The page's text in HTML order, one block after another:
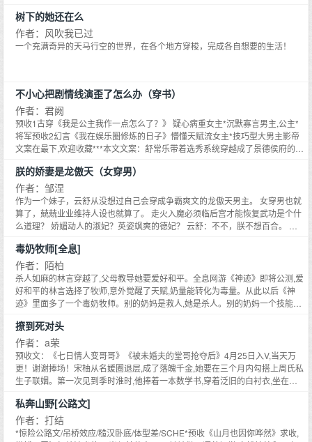
眼睛里待够五秒,清贵寡淡地如上天的神。就在女粉丝以为陆岑溪这辈子都不会
喜欢女生时,他直接用自己的微博发了结婚证。【GOD4陆岑溪V：终于娶到
了】瞬间,微博瘫痪,全网疯了,原来陆岑溪不是不爱,是心中早有一个白月光。全
谁！！！！！我能不能去当当这个白月光！*简舒意五岁认识陆岑溪之后,陆岑
溪什么 都满足她,纵容她到无法无天的地步。人人都羡慕她,可只有她知道,陆岑
溪对她的宠爱是病态的,她的世界里只能有陆岑溪一个人。她想逃离陆岑溪,十八
岁那年,她做到了。意意,我答应你,让你离开,但是下次我见到你,我就要你全心全
意留在我身边！十八岁的陆岑溪温柔藏刀,一步步逼近简舒意。简舒意受不住这
样的诱惑,点头答应。她离开陆家的那天,是深夜,她回头,看着站在豪华别墅跟前
的陆岑溪,陆岑溪像极了胸有成竹的猎人,而她不过是他早就看中的猎物。她想,
她一定不能被抓住。一场猫抓老鼠的游戏拉开序幕。可七年后,简舒意看着站在
娱乐圈顶端的男人,缓缓向她走来,她的心瞬间跌入深海……——————你们都
说我如神明,可是你们都不知道,她却是我的神明,从小照在我的世界,让我的世界
有了第一束光——陆岑溪#强娶豪夺#爱你成魔成神#——————《重度迷
音》文案：偏执痴情游戏设计师陆昂X敏感社恐配音员郁音阳春三月,陆昂这个
名字响彻南宜市,成为南宜市商界新贵,霎那间,男人女人们费尽心思想接近他。
某日,陆昂一身黑色西装,一丝不苟接受媒体采访。记者问：不知是什么让陆先生
放弃京城优渥的条件,选择来南宜市发展？南宜市不过是个四线城市,不足以让这
位京城爷来这个小地方。男人一直挂着虚假笑容的脸上,不知想到什么,竟然有一
丝温情：我来追人。直白地让人脸充血,全场哗然！是谁！让京城爷千里迢迢来
追！全网爆炸！**郁音,25岁,自认为普普通通,除音色出众无其他特长。某日,郁
音赴约刚坐在相亲男对面,手机立刻弹出一条信息。【陆昂：音音敢吃,试一
下。】窗外是车内男人阴沉的脸。**门内,郁音清晰感受到男人强硬、霸占地不
留余力地在用他的气息标记着她：音音,你想玩追人游戏我陪你玩,但只能是我追
你,也只能让我追到！
树下的她还在么
作者：风吹我已过
一个充满奇异的天马行空的世界，在各个地方穿梭，完成各自想要的生活！
不小心把剧情线演歪了怎么办（穿书）
作者：君阙
预收1古穿《我是公主我作一点怎么了？》 疑心病重女主*沉默寡言男主,公主*
将军预收2幻言《我在娱乐圈修炼的日子》懵懂天赋流女主*技巧型大男主影帝
文案在最下,欢迎收藏***本文文案：舒常乐带着选秀系统穿越成了景德侯府的嫡
时候出错了,搜选秀结果进错了世界。系统：你这个身份参合进剧情线了,这个世
界的意识花了大笔积分买我们演完时间线。你要是不想演我们现在走也可以。
舒常乐：我这个身份的结局是？系统：我看看……因为对太子求而不得,只能孤
独地坐拥百万家产寂寞度日。舒常乐：！！舒常乐：我演！不是因为百万家产
也不是因为积分,主要是我觉得我的演技还需要磨练一下。男主视角周章庭是大
的节点,他会不受控制地爱上一个小白花模样的女人,为了她和包括但不限于的太
傅的孙子,内阁大臣的儿子,大将军的儿子等大打出手。他想过反抗,可只要他一
扰乱剧情线,时间又会退回到最开始的节点。这次,他又是回到了最初。他嘲讽地
看着熟悉的一幕,可是这次却有些不一样了。景德侯府的小姐本应该说出的台词
在这一次好像是卡壳了一样。舒常乐：你这个贱/人（看台词）你这样的身份
（再看一眼）怎么配的上太子！周章庭突然间有了兴趣再试一次,试试看他能不
能挣脱这个世界的枷锁。————穿书觉醒npc男主??演技很差女主舒常乐：
对不起,我是收了积分帮忙办事的时间线什么时候结束啊,我想当一个孤独富
婆……啊,不是,我要去当巨星啊。周章庭：（威胁笑）你休想Ps女主的心理波
动be like:我的演技哪里出了问题？这个男主演技不行啊。他为什么要笑场？
——以下是预收预收1古穿《我是公主我作一点怎么了？》 疑心病重女主*沉默
寡言男主,公主*将军预收2幻言《我在娱乐圈修炼的日子》名字可能会改,用幻境
披着全息技术的皮拍戏的世界懵懂天赋流女主*技巧型大男主影帝预收1文案李
源玉穿越之后,还一直耿耿于怀自己现代的男朋友有没有跟着一起过来。明明一
起落水的,若是只有她一人穿越,这也太亏了。倒不是她对男朋友情根深种,哦不,
穿越之前正好在闹分手来着,是前男友了。只是在这段分手的感情里,外人看来总
朕的娇妻是龙傲天（女穿男）
作者：邹涅
作为一个妹子，云舒从没想过自己会穿成争霸爽文的龙傲天男主。 女穿男也就
算了，兢兢业业维持人设也就算了。 走火入魔必须临后宫才能恢复武功是个什
么道理？ 娇媚动人的淑妃？英姿飒爽的德妃？ 云舒：不不，朕不想百合。 赤
着急上火的时候，一个特立独行的小宫女引起了云舒的注意 谢景披荆斩棘十年
奋战，终于一统天下登基御极， 却在第二天穿成了一个获罪抄家的小宫女！ 弱
小、可怜、无助！ 偏偏龙椅上还有一个皇帝，霸着他的江山和妃嫔。 能忍吗？
当然不能忍！ 再后来，谢景发现， 这狗日的人生，没有什么是不能忍的 双性
转文，不会转回来，又名《穿成男主后一不小心推了前男主》 锦鲤系团宠男主
毒奶牧师[全息]
作者：陌柏
杀人如麻的林言穿越了,父母教导她要爱好和平。全息网游《神迹》即将公测,爱
好和平的林言选择了牧师,意外觉醒了天赋,奶量能转化为毒量。从此以后《神
迹》里面多了一个毒奶牧师。别的奶妈是救人,她是杀人。别的奶妈一个技能下
言你不要在奶人了！下一本《带着淘宝穿越修真界》点击作者专栏可查看文
案：林语穿越了,附带了一个淘宝系统。她能在淘宝上买东西,也能将修真界的上
架卖出去。从此她开启了倒卖各种物资的生活。什么？各种蔬菜水果居然能在
现代卖出高价？修真界珍贵的符箓居然在淘宝上9.9包邮一大堆？淘宝上9.9买
下的小鸟居然是修真界早已灭绝的凤凰？
撩到死对头
作者：a荣
预收文：《七日情人变哥哥》《被未婚夫的堂哥抢夺后》4月25日入V,当天万
更！谢谢捧场！宋柚从名媛圈退层,成了落魄千金,她要在三个月内勾搭上周氏私
生子联姻。第一次见到季时淮时,他捧着一本数学书,穿着泛旧的白衬衣,坐在阳
子,妥妥高岭之花,难度不小。宋柚在图书馆里,盯了他两个小时。期间有两位美
女前去搭讪,失落而归。宋柚做了第三位搭讪者。她径直坐到他对面,翘着长腿,
高跟鞋不小心踢到他。她不见一丝歉意地笑道：喂,弟弟,知道普勒米德吗？普勒
私奔山野[公路文]
作者：打结
*惊险公路文/吊桥效应/糙汉卧底/体型差/SCHE*预收《山月也因你哗然》求收,